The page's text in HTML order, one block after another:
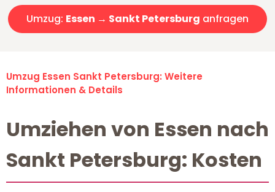
Umzug: Essen → Sankt Petersburg anfragen
Umzug Essen Sankt Petersburg: Weitere
Informationen & Details
Umziehen von Essen nach
Sankt Petersburg: Kosten